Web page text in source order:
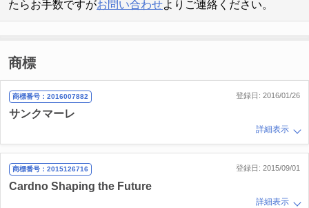
たらお手数ですがお問い合わせよりご連絡ください。
商標
登録日: 2016/01/26
商標番号：2016007882
サンクマーレ
詳細表示
登録日: 2015/09/01
商標番号：2015126716
Cardno Shaping the Future
詳細表示